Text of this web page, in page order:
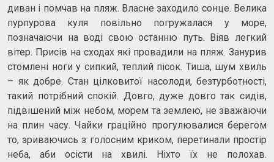
диван і помчав на пляж. Власне заходило сонце. Велика
пурпурова куля повільно погружалася у море,
позначаючи на воді свою останню путь. Віяв легкий
вітер. Присів на сходах які провадили на пляж. Занурив
стомлені ноги у сипкий, теплий пісок. Тиша, шум хвиль
– як добре. Стан цілковитої насолоди, безтурботності,
такий потрібний спокій. Довго, дуже довго так сидів,
підвішений між небом, морем та землею, не зважаючи
на плин часу. Чайки граційно прогулювалися берегом
то, зриваючись з голосним криком, перетинали простір
неба, аби осісти на хвилі. Ніхто їх не полохав.